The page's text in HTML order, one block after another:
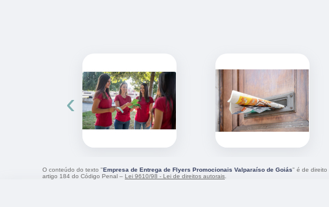
‹
O conteúdo do texto "Empresa de Entrega de Flyers Promocionais Valparaíso de Goiás" é de direito
artigo 184 do Código Penal – Lei 9610/98 - Lei de direitos autorais